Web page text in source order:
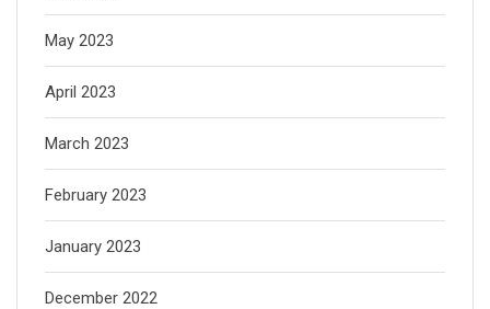
May 2023
April 2023
March 2023
February 2023
January 2023
December 2022